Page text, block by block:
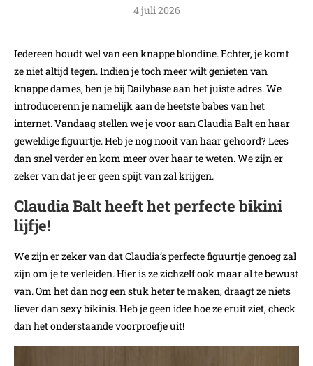
4 juli 2026
Iedereen houdt wel van een knappe blondine. Echter, je komt
ze niet altijd tegen. Indien je toch meer wilt genieten van
knappe dames, ben je bij Dailybase aan het juiste adres. We
introducerenn je namelijk aan de heetste babes van het
internet. Vandaag stellen we je voor aan Claudia Balt en haar
geweldige figuurtje. Heb je nog nooit van haar gehoord? Lees
dan snel verder en kom meer over haar te weten. We zijn er
zeker van dat je er geen spijt van zal krijgen.
Claudia Balt heeft het perfecte bikini
lijfje!
We zijn er zeker van dat Claudia’s perfecte figuurtje genoeg zal
zijn om je te verleiden. Hier is ze zichzelf ook maar al te bewust
van. Om het dan nog een stuk heter te maken, draagt ze niets
liever dan sexy bikinis. Heb je geen idee hoe ze eruit ziet, check
dan het onderstaande voorproefje uit!